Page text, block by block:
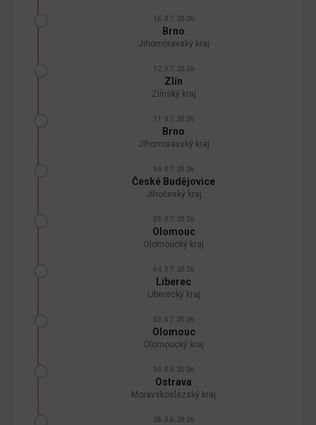
15.07.2026
Brno
Jihomoravský kraj
12.07.2026
Zlín
Zlínský kraj
11.07.2026
Brno
Jihomoravský kraj
06.07.2026
České Budějovice
Jihočeský kraj
05.07.2026
Olomouc
Olomoucký kraj
04.07.2026
Liberec
Liberecký kraj
03.07.2026
Olomouc
Olomoucký kraj
30.06.2026
Ostrava
Moravskoslezský kraj
28.06.2026